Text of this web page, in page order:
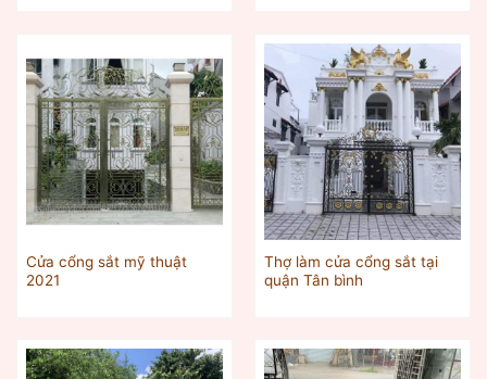
Cửa cổng sắt mỹ thuật
2021
Thợ làm cửa cổng sắt tại
quận Tân bình